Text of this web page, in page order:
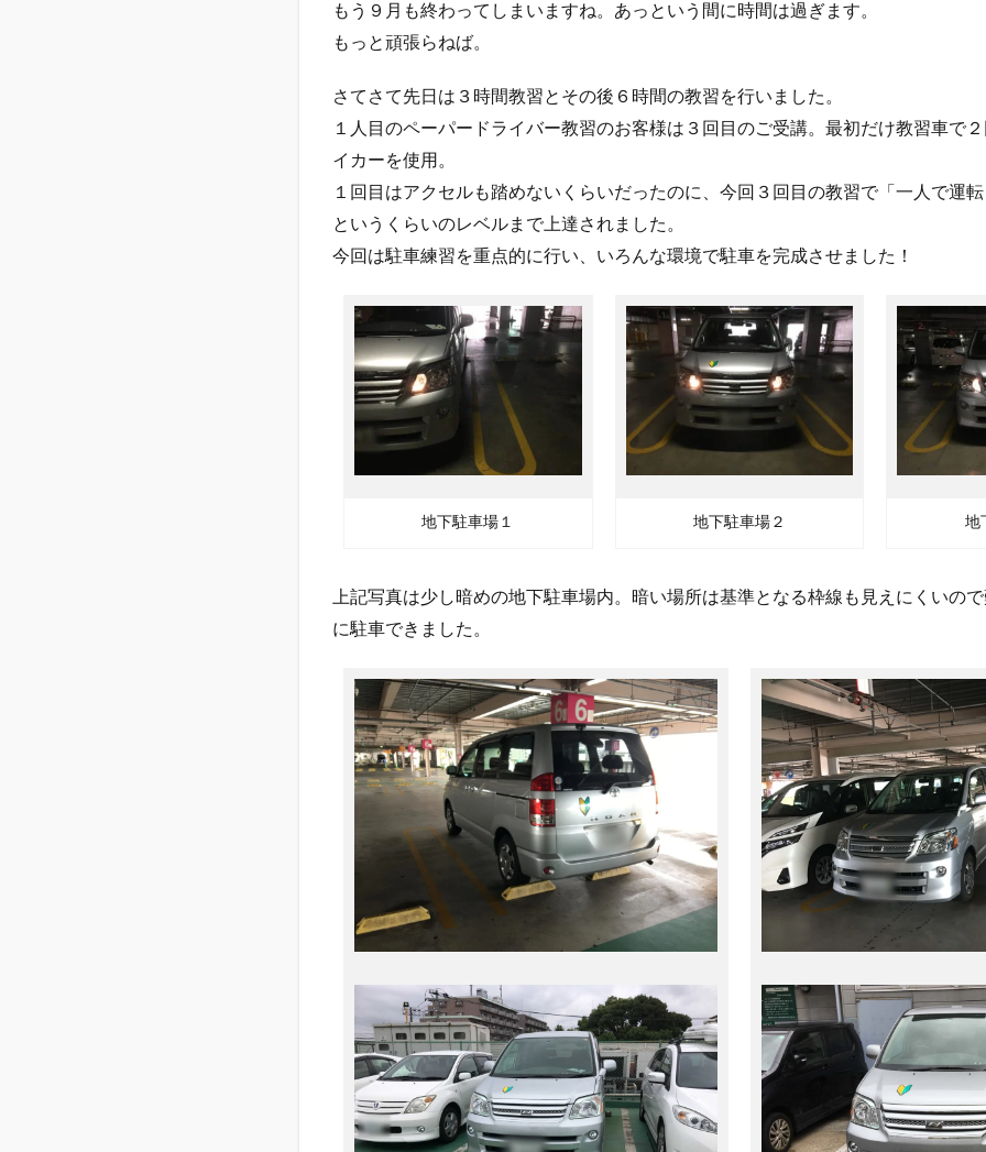
もう９月も終わってしまいますね。あっという間に時間は過ぎます。
もっと頑張らねば。
さてさて先日は３時間教習とその後６時間の教習を行いました。
１人目のペーパードライバー教習のお客様は３回目のご受講。最初だけ教習車で
イカーを使用。
１回目はアクセルも踏めないくらいだったのに、今回３回目の教習で「一人で運
というくらいのレベルまで上達されました。
今回は駐車練習を重点的に行い、いろんな環境で駐車を完成させました！
地下駐車場１ 地下駐車場２ 地
上記写真は少し暗めの地下駐車場内。暗い場所は基準となる枠線も見えにくいの
に駐車できました。